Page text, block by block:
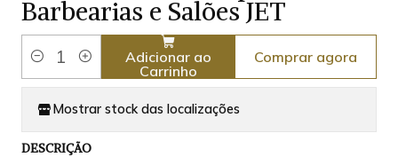
Barbearias e Salões JET
Quantidade
Adicionar ao
Carrinho
Comprar agora
Mostrar stock das localizações
DESCRIÇÃO